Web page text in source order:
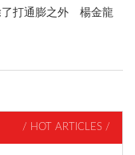
了打通膨之外 楊金龍
/ HOT ARTICLES /